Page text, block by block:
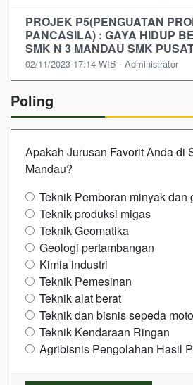
PROJEK P5(PENGUATAN
PANCASILA) : GAYA HIDUP
SMK N 3 MANDAU SMK
02/11/2023 17:14 WIB - Administrator
Poling
Apakah Jurusan Favorit Anda di
Mandau?
Teknik Pemboran minyak dan
Teknik produksi migas
Teknik Geomatika
Geologi pertambangan
Kimia industri
Teknik Pemesinan
Teknik alat berat
Teknik dan bisnis sepeda
Teknik Kendaraan Ringan
Agribisnis Pengolahan Hasil